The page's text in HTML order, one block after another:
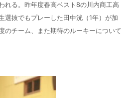
れる。昨年度春高ベスト8の川内商工高
選抜でもプレーした田中洸（1年）が加
のチーム、また期待のルーキーについて